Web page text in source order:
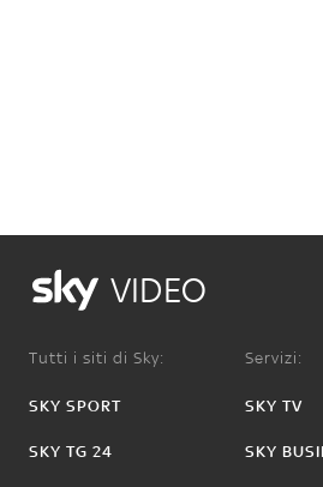
VIDEO
Tutti i siti di Sky:
SKY SPORT
SKY TG 24
Servizi:
SKY TV
SKY